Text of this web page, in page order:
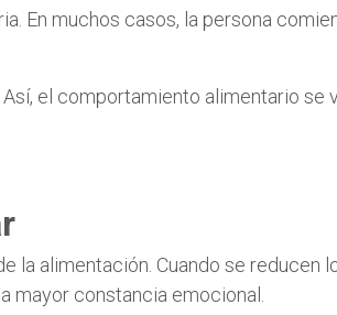
En muchos casos, la persona
el comportamiento alimentario se
la alimentación. Cuando se reducen
mayor constancia emocional.